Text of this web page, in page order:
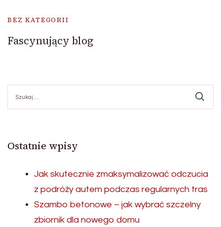
BEZ KATEGORII
Fascynujący blog
Ostatnie wpisy
Jak skutecznie zmaksymalizować odczucia
z podróży autem podczas regularnych tras
Szambo betonowe – jak wybrać szczelny
zbiornik dla nowego domu